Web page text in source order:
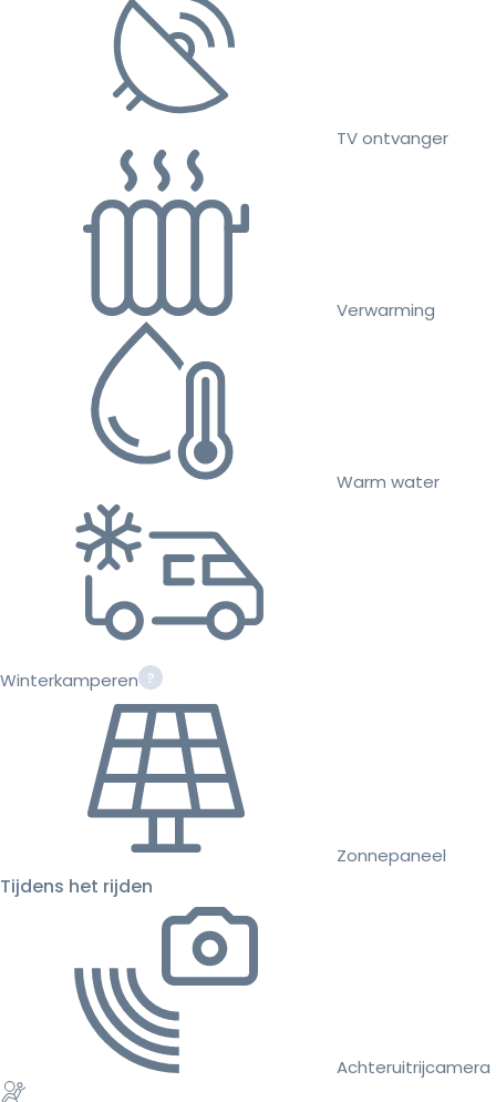
TV ontvanger
Verwarming
Warm water
Winterkamperen
Zonnepaneel
Tijdens het rijden
Achteruitrijcamera